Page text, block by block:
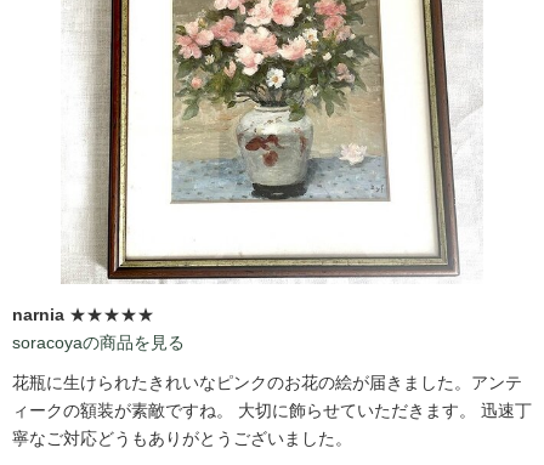
narnia ★★★★★
soracoyaの商品を見る
花瓶に生けられたきれいなピンクのお花の絵が届きました。アンテ
ィークの額装が素敵ですね。 大切に飾らせていただきます。 迅速丁
寧なご対応どうもありがとうございました。